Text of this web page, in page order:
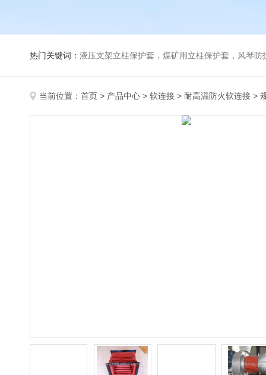
热门关键词： 液压支架立柱保护套，煤矿用立柱保护套，风琴
当前位置： 首页 > 产品中心 > 软连接 > 耐高温防火软连接 >